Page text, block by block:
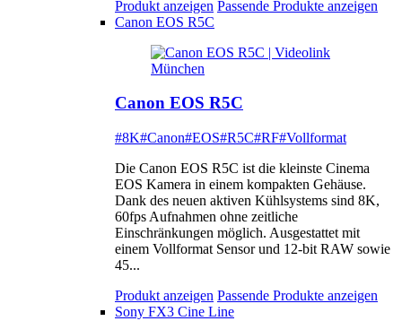
Produkt anzeigen Passende Produkte anzeigen
Canon EOS R5C
Canon EOS R5C
#8K#Canon#EOS#R5C#RF#Vollformat
Die Canon EOS R5C ist die kleinste Cinema
EOS Kamera in einem kompakten Gehäuse.
Dank des neuen aktiven Kühlsystems sind 8K,
60fps Aufnahmen ohne zeitliche
Einschränkungen möglich. Ausgestattet mit
einem Vollformat Sensor und 12-bit RAW sowie
45...
Produkt anzeigen Passende Produkte anzeigen
Sony FX3 Cine Line